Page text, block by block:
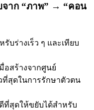
จาก “ภาพ” → “คอน
รับร่างเร็ว ๆ และเทียบ
อสร้างจากศูนย์
ที่สุดในการรักษาตัวตน
ที่สุดให้ขยับได้สำหรับ